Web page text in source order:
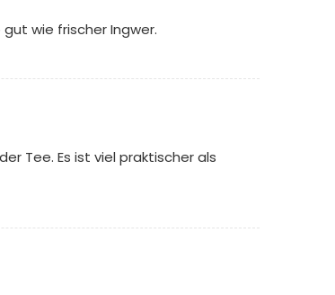
wie frischer Ingwer.
Tee. Es ist viel praktischer als